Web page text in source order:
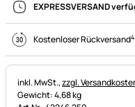
EXPRESSVERSAND
Kostenloser Rückversand4
Steuerhinweis:
inkl. MwSt.,zzgl.
Gewicht: 4,68 kg